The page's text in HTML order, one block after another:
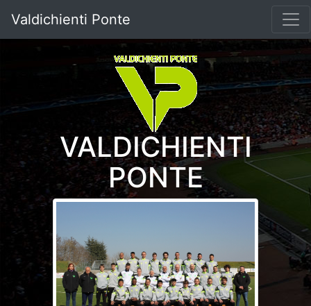
Valdichienti Ponte
VALDICHIENTI
PONTE